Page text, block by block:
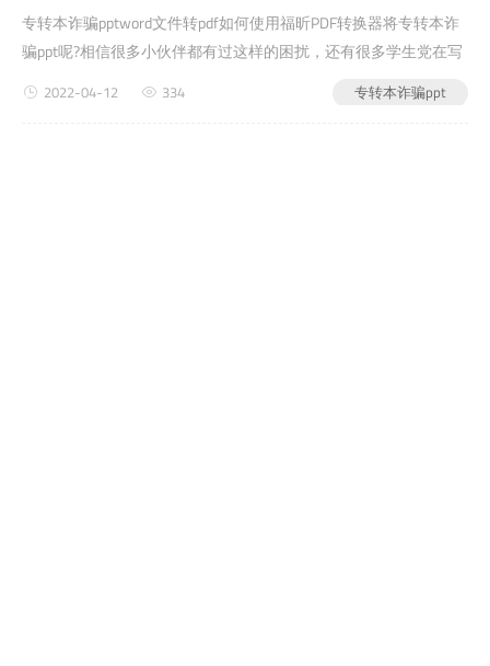
专转本诈骗pptword文件转pdf如何使用福昕PDF转换器将专转本诈
骗ppt呢?相信很多小伙伴都有过这样的困扰，还有很多学生党在写
会遇到专转本诈骗ppt的问题，没有关系，今天小编教给大家的就
专转本诈骗ppt
2022-04-12 334